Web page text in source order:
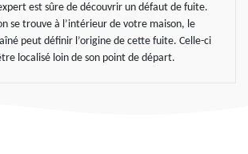
est sûre de découvrir un défaut de fuite.
se trouve à l’intérieur de votre maison, le
peut définir l’origine de cette fuite. Celle-ci
localisé loin de son point de départ.